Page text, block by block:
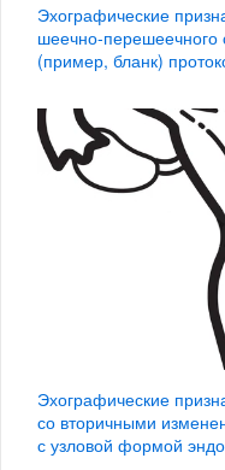
Эхографические
шеечно-
(пример, бланк)
Эхографические
со вторичными
с узловой формой